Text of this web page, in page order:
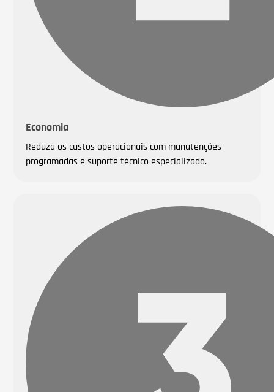
Economia
Reduza os custos operacionais com manutenções
programadas e suporte técnico especializado.